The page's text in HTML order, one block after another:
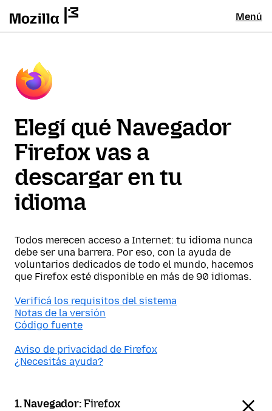
Menú
Elegí qué Navegador
Firefox vas a
descargar en tu
idioma
Todos merecen acceso a Internet: tu idioma nunca
debe ser una barrera. Por eso, con la ayuda de
voluntarios dedicados de todo el mundo, hacemos
que Firefox esté disponible en más de 90 idiomas.
Verificá los requisitos del sistema
Notas de la versión
Código fuente
Aviso de privacidad de Firefox
¿Necesitás ayuda?
1. Navegador:Firefox